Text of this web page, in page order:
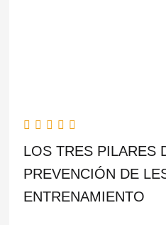
LOS TRES PILARES
PREVENCIÓN DE
ENTRENAMIENTO